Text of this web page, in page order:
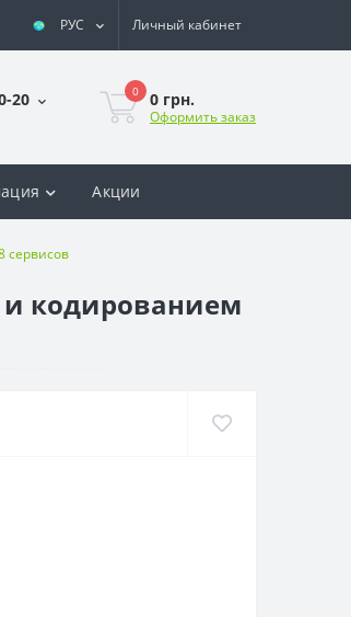
РУС Личный кабинет
20 0 0 грн.
Оформить заказ
Акции
сервисов
и кодированием